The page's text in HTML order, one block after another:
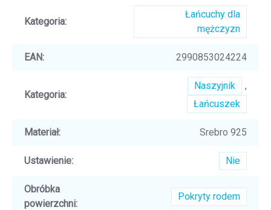
Kategoria:
Łańcuchy dla
mężczyzn
EAN: 2990853024224
Kategoria:
Naszyjnik
,
Łańcuszek
Materiał: Srebro 925
Ustawienie: Nie
Obróbka
powierzchni:
Pokryty rodem